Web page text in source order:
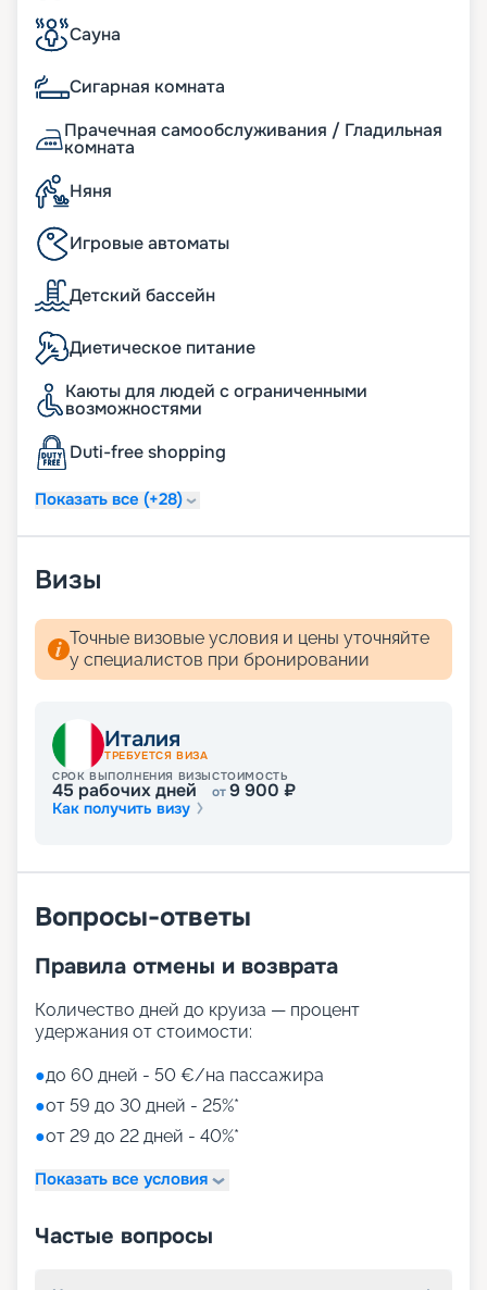
Сауна
Сигарная комната
Прачечная самообслуживания / Гладильная
комната
Няня
Игровые автоматы
Детский бассейн
Диетическое питание
Каюты для людей с ограниченными
возможностями
Duti-free shopping
Показать все (+28)
Визы
Точные визовые условия и цены уточняйте
у специалистов при бронировании
Италия
ТРЕБУЕТСЯ ВИЗА
СРОК ВЫПОЛНЕНИЯ ВИЗЫ
45 рабочих дней
СТОИМОСТЬ
от9 900 ₽
Как получить визу
Вопросы-ответы
Правила отмены и возврата
Количество дней до круиза — процент
удержания от стоимости:
●до 60 дней - 50 €/на пассажира
●от 59 до 30 дней - 25%*
●от 29 до 22 дней - 40%*
Показать все условия
Частые вопросы